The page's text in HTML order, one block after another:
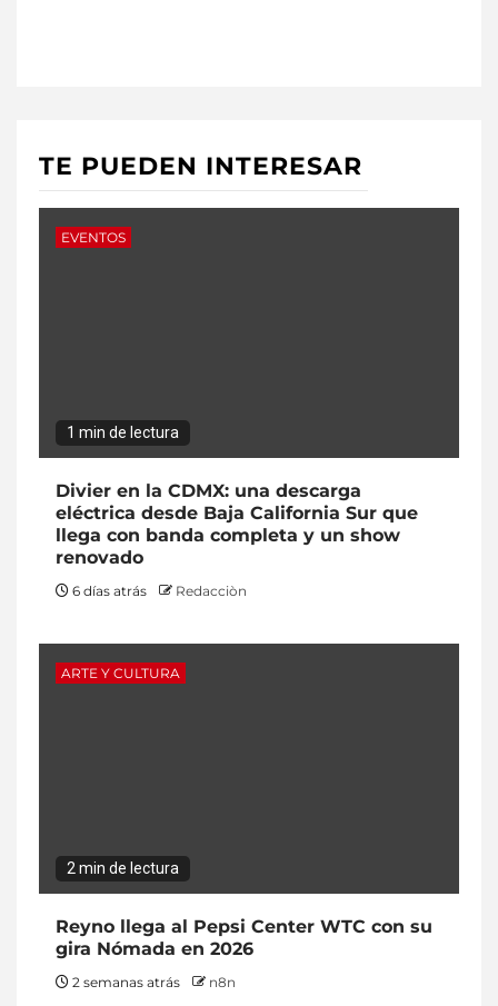
TE PUEDEN INTERESAR
EVENTOS
1 min de lectura
Divier en la CDMX: una descarga
eléctrica desde Baja California Sur que
llega con banda completa y un show
renovado
6 días atrás Redacciòn
ARTE Y CULTURA
2 min de lectura
Reyno llega al Pepsi Center WTC con su
gira Nómada en 2026
2 semanas atrás n8n